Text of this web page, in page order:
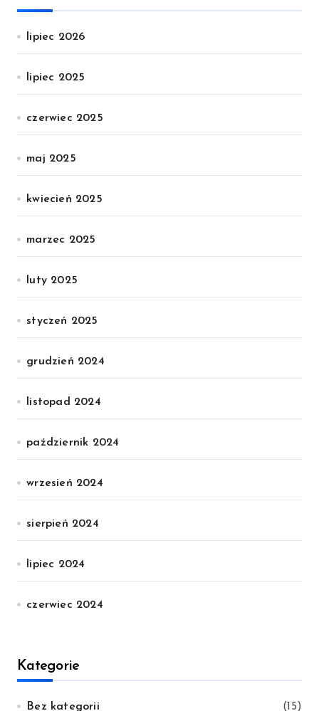
lipiec 2026
lipiec 2025
czerwiec 2025
maj 2025
kwiecień 2025
marzec 2025
luty 2025
styczeń 2025
grudzień 2024
listopad 2024
październik 2024
wrzesień 2024
sierpień 2024
lipiec 2024
czerwiec 2024
Kategorie
Bez kategorii (15)